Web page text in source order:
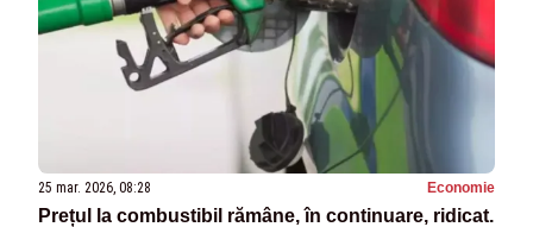
25 mar. 2026, 08:28 Economie
Prețul la combustibil rămâne, în continuare, ridicat.